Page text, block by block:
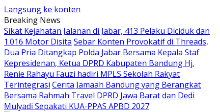
Langsung ke konten
Breaking News
Sikat Kejahatan Jalanan di Jabar, 413 Pelaku Diciduk dan
1.016 Motor Disita Sebar Konten Provokatif di Threads,
Dua Pria Ditangkap Polda Jabar Bersama Kepala Staf
Kepresidenan, Ketua DPRD Kabupaten Bandung Hj.
Renie Rahayu Fauzi hadiri MPLS Sekolah Rakyat
Terintegrasi Cerita Jamaah Bandung yang Berangkat
Bersama Rahmah Travel DPRD Jawa Barat dan Dedi
Mulyadi Sepakati KUA-PPAS APBD 2027